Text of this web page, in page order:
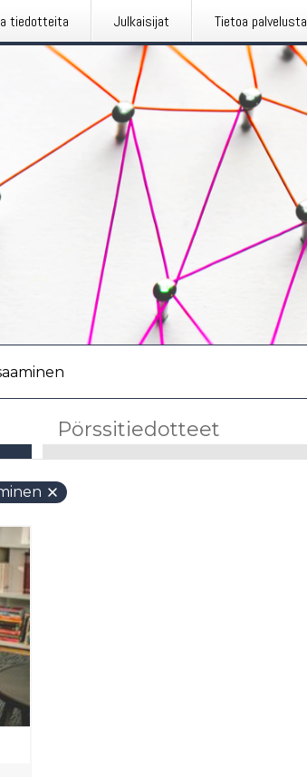
tiedotteita Julkaisijat Tietoa palvelusta
Pörssitiedotteet